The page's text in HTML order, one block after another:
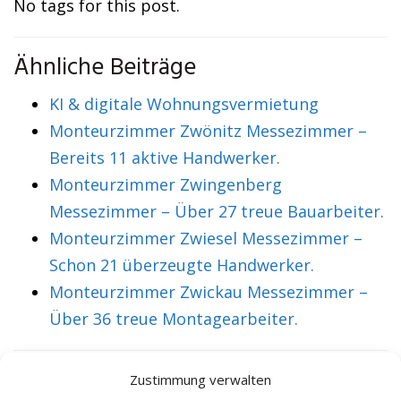
Zustimmung verwalten
No tags for this post.
Ähnliche Beiträge
KI & digitale Wohnungsvermietung
Monteurzimmer Zwönitz Messezimmer –
Bereits 11 aktive Handwerker.
Monteurzimmer Zwingenberg
Messezimmer – Über 27 treue Bauarbeiter.
Monteurzimmer Zwiesel Messezimmer –
Schon 21 überzeugte Handwerker.
Monteurzimmer Zwickau Messezimmer –
Über 36 treue Montagearbeiter.
VORHERIGER ARTIKEL